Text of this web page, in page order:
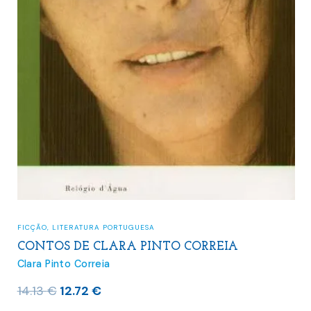
FICÇÃO, LITERATURA PORTUGUESA
CONTOS DE CLARA PINTO CORREIA
Clara Pinto Correia
14.13€ O
12.72 €O